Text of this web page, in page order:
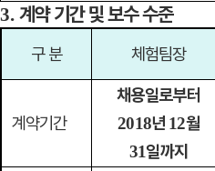
3. 계약 기간 및 보수 수준
구 분 체험팀장
계약기간
채용일로부터
2018년 12월
31일까지